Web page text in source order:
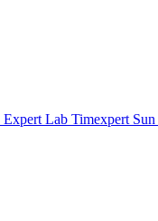
Expert Lab Timexpert Sun